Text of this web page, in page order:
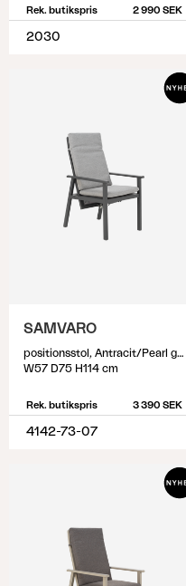
Rek. butikspris 2 990 SEK
2030
SAMVARO
positionsstol, Antracit/Pearl grey
W57 D75 H114 cm
Rek. butikspris 3 390 SEK
4142-73-07